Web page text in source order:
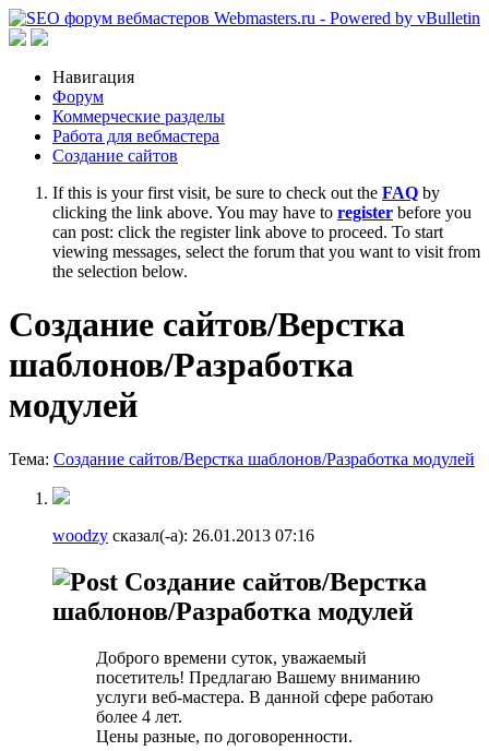
Навигация
Форум
Коммерческие разделы
Работа для вебмастера
Создание сайтов
If this is your first visit, be sure to check out the FAQ by
clicking the link above. You may have to register before you
can post: click the register link above to proceed. To start
viewing messages, select the forum that you want to visit from
the selection below.
Создание сайтов/Верстка
шаблонов/Разработка
модулей
Тема: Создание сайтов/Верстка шаблонов/Разработка модулей
woodzy сказал(-а): 26.01.2013 07:16
Создание сайтов/Верстка
шаблонов/Разработка модулей
Доброго времени суток, уважаемый
посетитель! Предлагаю Вашему вниманию
услуги веб-мастера. В данной сфере работаю
более 4 лет.
Цены разные, по договоренности.